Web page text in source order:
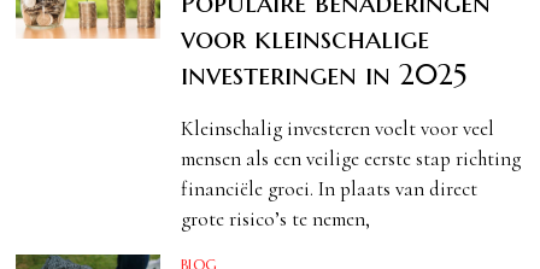
voor kleinschalige
investeringen in 2025
Kleinschalig investeren voelt voor veel
mensen als een veilige eerste stap richting
financiële groei. In plaats van direct
grote risico’s te nemen,
BLOG